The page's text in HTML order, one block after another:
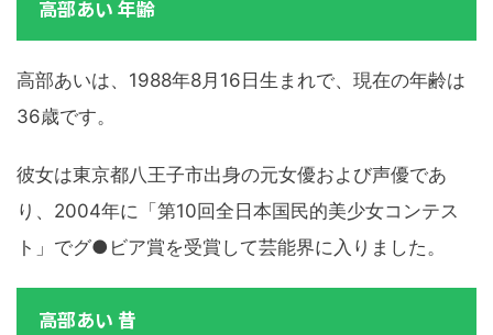
高部あい 年齢
高部あいは、1988年8月16日生まれで、現在の年齢は
36歳です。
彼女は東京都八王子市出身の元女優および声優であ
り、2004年に「第10回全日本国民的美少女コンテス
ト」でグ●ビア賞を受賞して芸能界に入りました。
高部あい 昔